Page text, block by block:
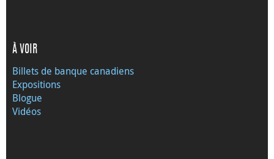
À VOIR
Billets de banque canadiens
Expositions
Blogue
Vidéos